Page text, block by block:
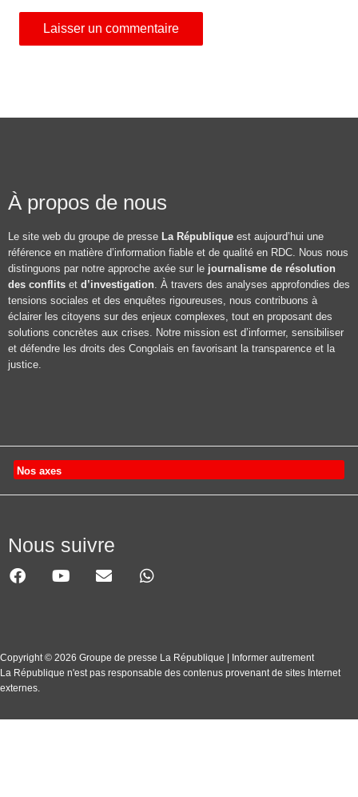
À propos de nous
Le site web du groupe de presse La République est aujourd’hui une
référence en matière d’information fiable et de qualité en RDC. Nous nous
distinguons par notre approche axée sur le journalisme de résolution
des conflits et d’investigation. À travers des analyses approfondies des
tensions sociales et des enquêtes rigoureuses, nous contribuons à
éclairer les citoyens sur des enjeux complexes, tout en proposant des
solutions concrètes aux crises. Notre mission est d’informer, sensibiliser
et défendre les droits des Congolais en favorisant la transparence et la
justice.
Nos axes
Nous suivre
Copyright © 2026 Groupe de presse La République | Informer autrement
La République n'est pas responsable des contenus provenant de sites Internet
externes.